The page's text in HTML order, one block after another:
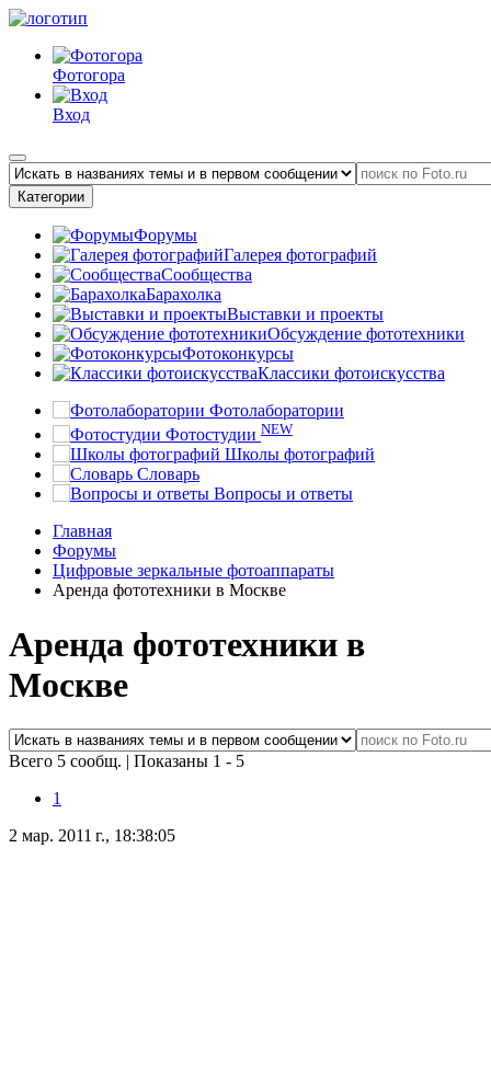
Фотогора
Вход
Категории
Форумы
Галерея фотографий
Сообщества
Барахолка
Выставки и проекты
Обсуждение фототехники
Фотоконкурсы
Классики фотоискусства
Фотолаборатории
Фотостудии NEW
Школы фотографий
Словарь
Вопросы и ответы
Главная
Форумы
Цифровые зеркальные фотоаппараты
Аренда фототехники в Москве
Аренда фототехники в
Москве
Всего 5 сообщ. | Показаны 1 - 5
1
2 мар. 2011 г., 18:38:05